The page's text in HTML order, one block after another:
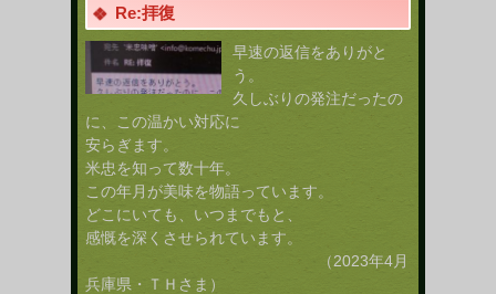
Re:拝復
早速の返信をありがと
う。
久しぶりの発注だったの
に、この温かい対応に
安らぎます。
米忠を知って数十年。
この年月が美味を物語っています。
どこにいても、いつまでもと、
感慨を深くさせられています。
（2023年4月
兵庫県・ＴＨさま）